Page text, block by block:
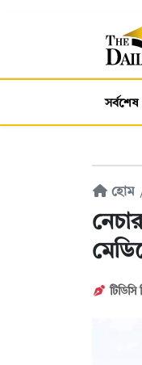
সর্বশেষ
হোম
টিডিসি